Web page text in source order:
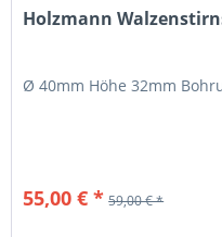
Holzmann
Ø 40mm Höhe 32mm
55,00 € * 59,00 € *